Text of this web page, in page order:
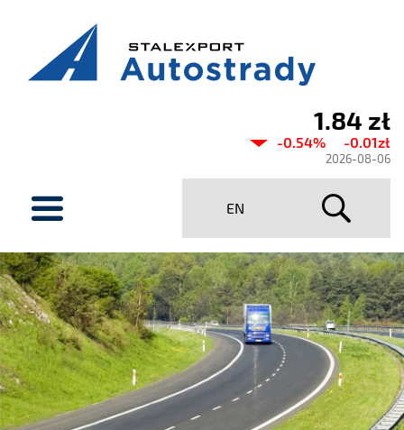
Stalexport
Autostrady
SA
1.84 zł
-0.54% -0.01zł
2026-08-06
EN